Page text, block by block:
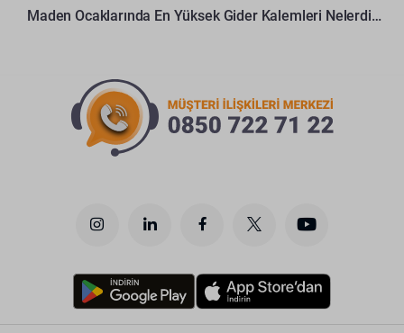
Maden Ocaklarında En Yüksek Gider Kalemleri Nelerdir?